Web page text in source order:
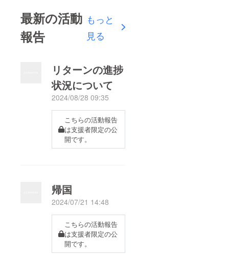
最新の活動
報告
もっと
見る
リターンの進捗
状況について
2024/08/28 09:35
こちらの活動報告
は支援者限定の公
開です。
帰国
2024/07/21 14:48
こちらの活動報告
は支援者限定の公
開です。